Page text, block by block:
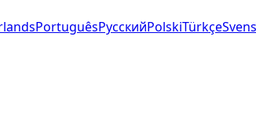
PortuguêsРусскийPolskiTürkçe